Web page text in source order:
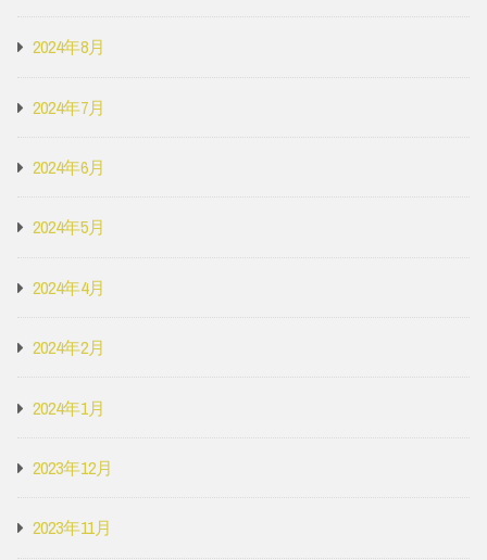
2024年8月
2024年7月
2024年6月
2024年5月
2024年4月
2024年2月
2024年1月
2023年12月
2023年11月